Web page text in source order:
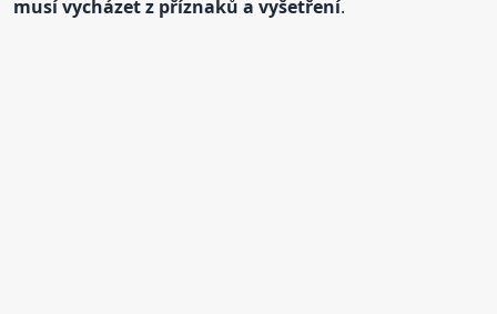
musí vycházet z příznaků a vyšetření.